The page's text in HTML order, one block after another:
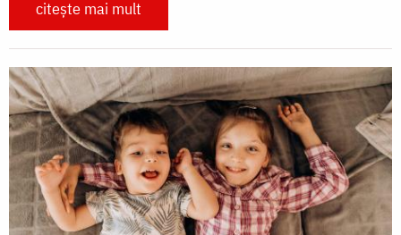
citește mai mult